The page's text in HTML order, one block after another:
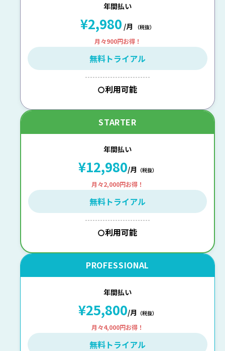
年間払い
¥2,980 /月 （税抜）
月々900円お得！
無料トライアル
--------------------------
〇利用可能
STARTER
年間払い
¥12,980/月 （税抜）
月々2,000円お得！
無料トライアル
--------------------------
〇利用可能
PROFESSIONAL
年間払い
¥25,800/月 （税抜）
月々4,000円お得！
無料トライアル